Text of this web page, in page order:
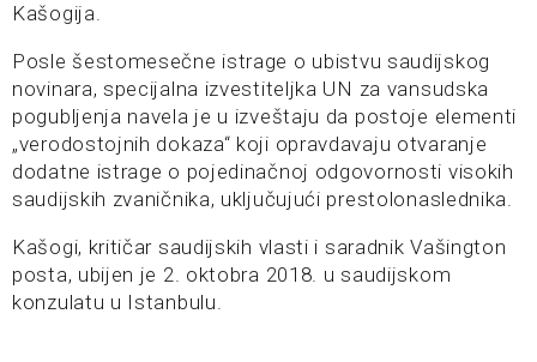
Kašogija.
Posle šestomesečne istrage o ubistvu saudijskog
novinara, specijalna izvestiteljka UN za vansudska
pogubljenja navela je u izveštaju da postoje elementi
„verodostojnih dokaza“ koji opravdavaju otvaranje
dodatne istrage o pojedinačnoj odgovornosti visokih
saudijskih zvaničnika, uključujući prestolonaslednika.
Kašogi, kritičar saudijskih vlasti i saradnik Vašington
posta, ubijen je 2. oktobra 2018. u saudijskom
konzulatu u Istanbulu.